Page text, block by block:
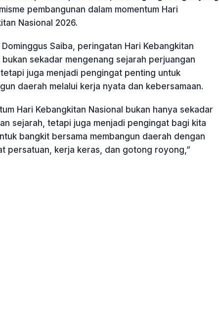
pembangunan dalam momentum Hari
Nasional 2026.
Saiba, peringatan Hari Kebangkitan
bukan sekadar mengenang sejarah perjuangan
juga menjadi pengingat penting untuk
daerah melalui kerja nyata dan kebersamaan.
Hari Kebangkitan Nasional bukan hanya sekadar
sejarah, tetapi juga menjadi pengingat bagi kita
bangkit bersama membangun daerah dengan
persatuan, kerja keras, dan gotong royong,”